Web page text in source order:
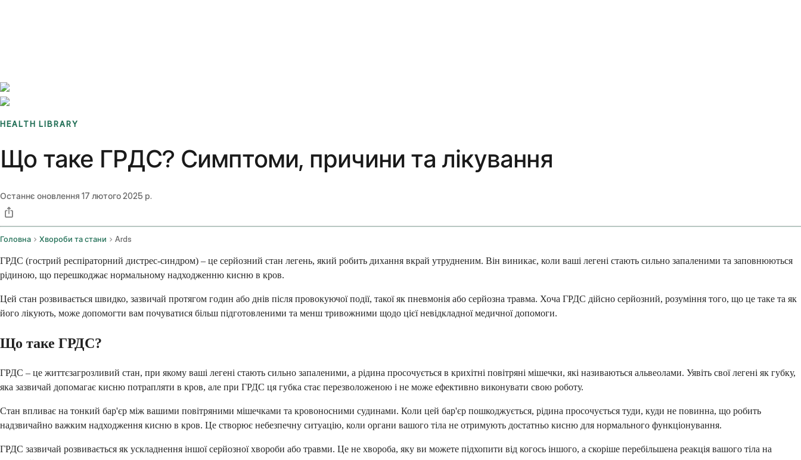
HEALTH LIBRARY
Що таке ГРДС? Симптоми, причини та лікування
Останнє оновлення 17 лютого 2025 р.
Головна Хвороби та стани Ards
ГРДС (гострий респіраторний дистрес-синдром) – це серйозний стан легень, який робить дихання вкрай утрудненим. Він виникає, коли ваші легені стають сильно запаленими та заповнюються
рідиною, що перешкоджає нормальному надходженню кисню в кров.
Цей стан розвивається швидко, зазвичай протягом годин або днів після провокуючої події, такої як пневмонія або серйозна травма. Хоча ГРДС дійсно серйозний, розуміння того, що це таке та як
його лікують, може допомогти вам почуватися більш підготовленими та менш тривожними щодо цієї невідкладної медичної допомоги.
Що таке ГРДС?
ГРДС – це життєзагрозливий стан, при якому ваші легені стають сильно запаленими, а рідина просочується в крихітні повітряні мішечки, які називаються альвеолами. Уявіть свої легені як губку,
яка зазвичай допомагає кисню потрапляти в кров, але при ГРДС ця губка стає перезволоженою і не може ефективно виконувати свою роботу.
Стан впливає на тонкий бар'єр між вашими повітряними мішечками та кровоносними судинами. Коли цей бар'єр пошкоджується, рідина просочується туди, куди не повинна, що робить
надзвичайно важким надходження кисню в кров. Це створює небезпечну ситуацію, коли органи вашого тіла не отримують достатньо кисню для нормального функціонування.
ГРДС зазвичай розвивається як ускладнення іншої серйозної хвороби або травми. Це не хвороба, яку ви можете підхопити від когось іншого, а скоріше перебільшена реакція вашого тіла на